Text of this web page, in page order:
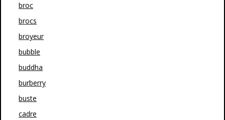
broc
brocs
broyeur
bubble
buddha
burberry
buste
cadre